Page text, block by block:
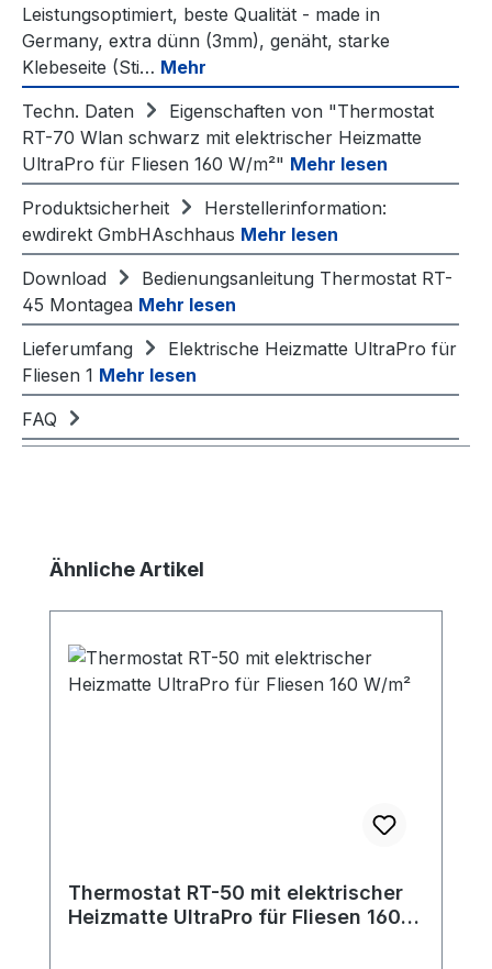
Leistungsoptimiert, beste Qualität - made in
Germany, extra dünn (3mm), genäht, starke
Klebeseite (Sti… Mehr
Techn. Daten
Eigenschaften von "Thermostat
RT-70 Wlan schwarz mit elektrischer Heizmatte
UltraPro für Fliesen 160 W/m²" Mehr lesen
Produktsicherheit
Herstellerinformation:
ewdirekt GmbHAschhaus Mehr lesen
Download
Bedienungsanleitung Thermostat RT-
45 Montagea Mehr lesen
Lieferumfang
Elektrische Heizmatte UltraPro für
Fliesen 1 Mehr lesen
FAQ
Produktgalerie überspringen
Ähnliche Artikel
Thermostat RT-50 mit elektrischer
Heizmatte UltraPro für Fliesen 160